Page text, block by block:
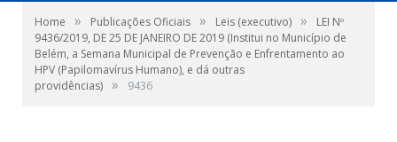
Home » Publicações Oficiais » Leis (executivo) »
LEI Nº
9436/2019, DE 25 DE JANEIRO DE 2019 (Institui no Município de
Belém, a Semana Municipal de Prevenção e Enfrentamento ao
HPV (Papilomavírus Humano), e dá outras
providências) » 9436